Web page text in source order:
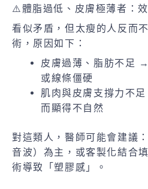
⚠️體脂過低、皮膚極薄者：
看似矛盾，但太瘦的人反而
術，原因如下：
皮膚過薄、脂肪不足
或線條僵硬
肌肉與皮膚支撐力不
而顯得不自然
對這類人，醫師可能會建議
音波）為主，或客製化結合
術導致「塑膠感」。